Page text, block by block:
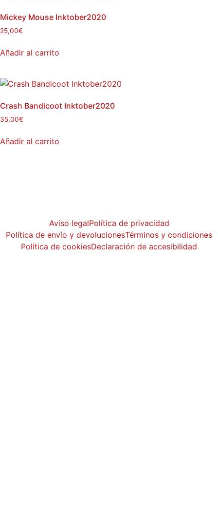
Mickey Mouse Inktober2020
25,00€
Añadir al carrito
Crash Bandicoot Inktober2020
35,00€
Añadir al carrito
Aviso legalPolítica de privacidad
Política de envío y devolucionesTérminos y condiciones
Política de cookiesDeclaración de accesibilidad